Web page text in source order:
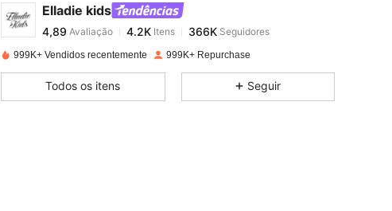
Elladie kids
4,89 Avaliação 4.2KItens
d***4pago1 dia atrás
999K+ Vendidos recentemente 999K+ Repurchase
Todos os itens Seguir